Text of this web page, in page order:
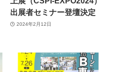
出展者セミナー登壇決定
2024年2月12日